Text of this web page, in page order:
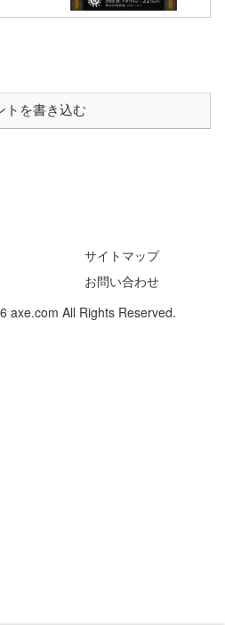
トを書き込む
サイトマップ
お問い合わせ
axe.com All Rights Reserved.